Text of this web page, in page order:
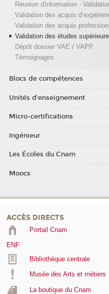
Réunion d'information -
Validation des acquis
Validation des acquis
Validation des études
Dépôt dossier VAE / VAPP
Témoignages
Blocs de compétences
Unités d'enseignement
Micro-certifications
Ingénieur
Les Écoles du Cnam
Moocs
ACCÈS DIRECTS
Portail Cnam
ENF
Bibliothèque centrale
Musée des Arts et métiers
La boutique du Cnam